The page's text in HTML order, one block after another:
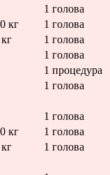
1 голова
кг
1 голова
1 голова
1 голова
1 процедура
1 голова
1 голова
кг
1 голова
1 голова